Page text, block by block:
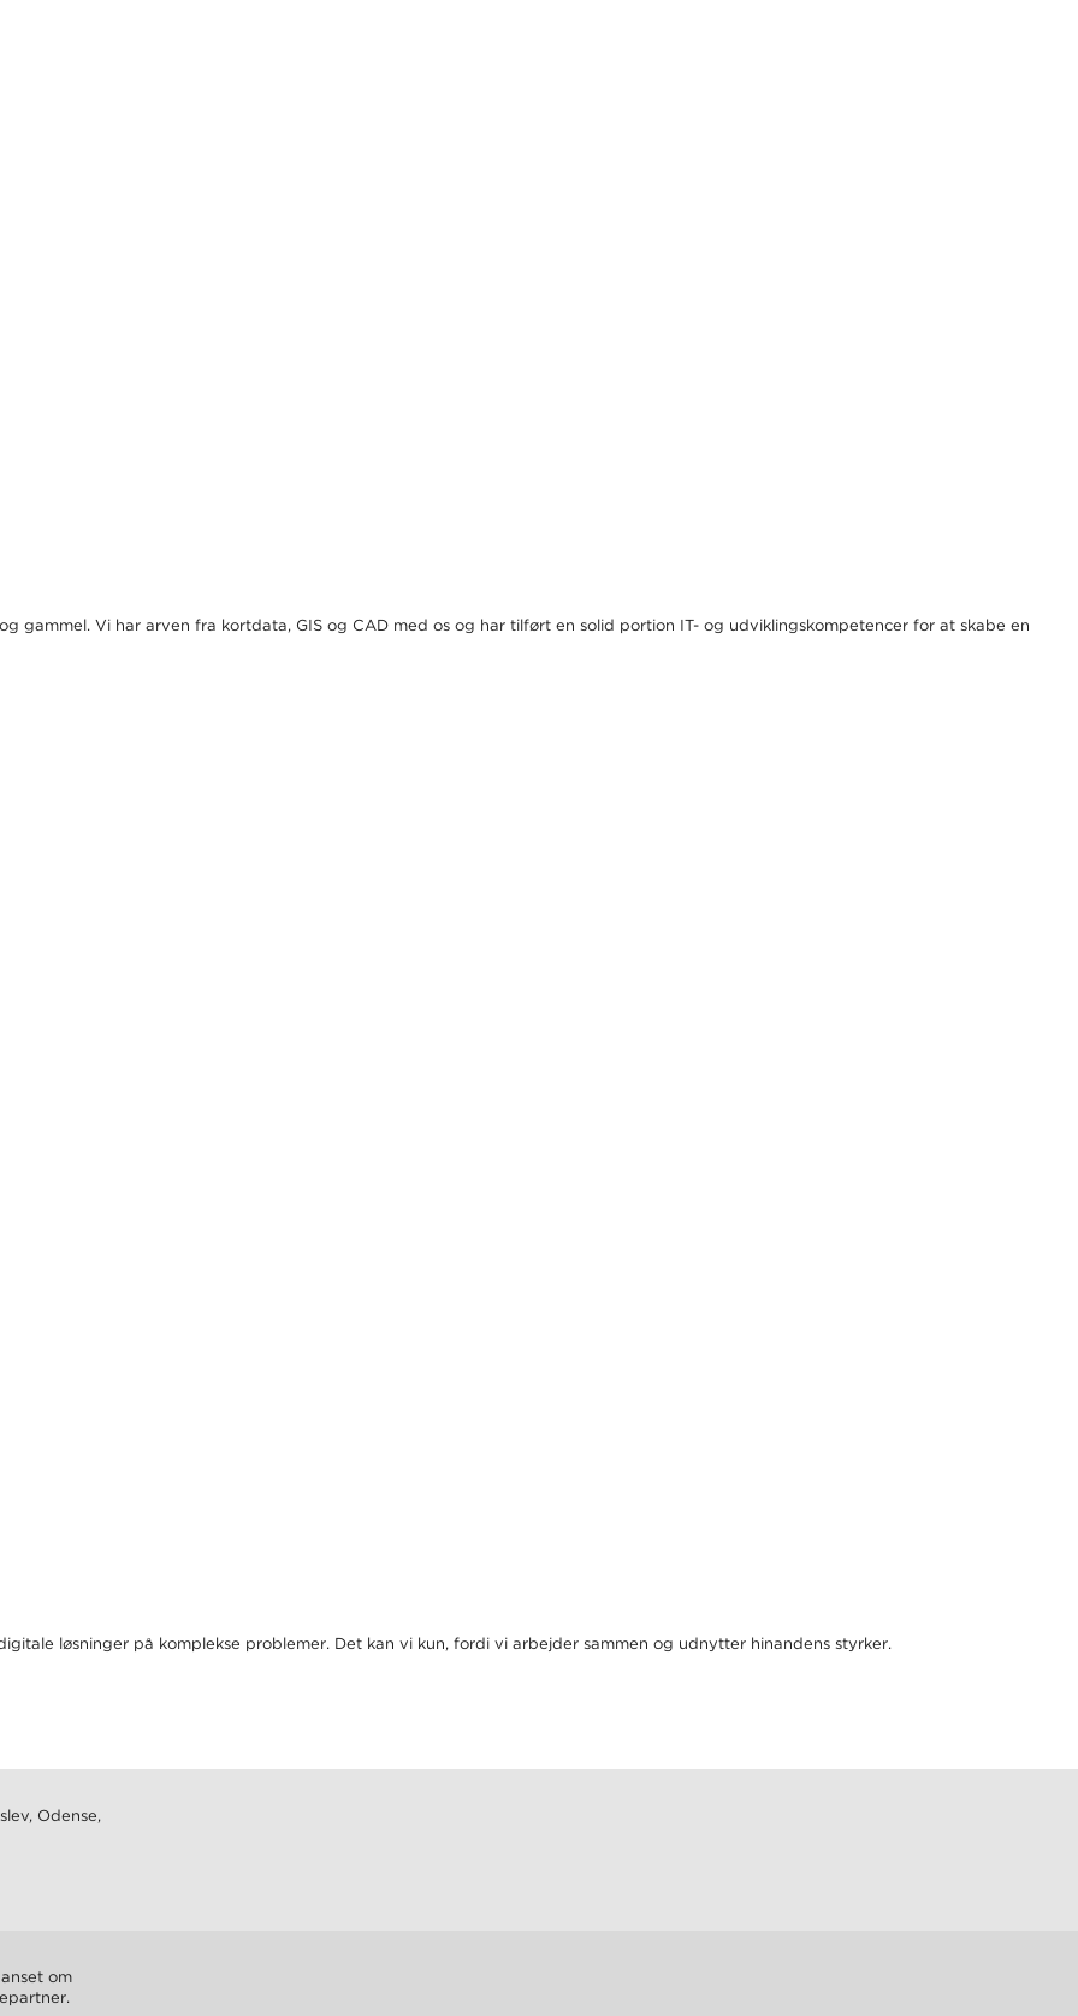
gammel. Vi har arven fra kortdata, GIS og CAD med os og har tilført en solid portion IT- og udviklingskompetencer for at skabe en
løsninger på komplekse problemer. Det kan vi kun, fordi vi arbejder sammen og udnytter hinandens styrker.
Odense,
om